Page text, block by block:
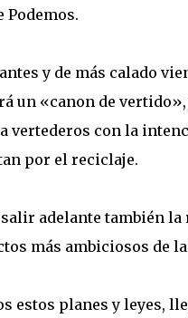
y de más calado
un «canon de
vertederos con la
por el reciclaje.
adelante también
más ambiciosos de
estos planes y leyes,